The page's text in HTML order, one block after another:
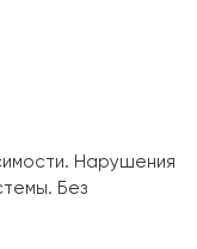
Нарушения
Без